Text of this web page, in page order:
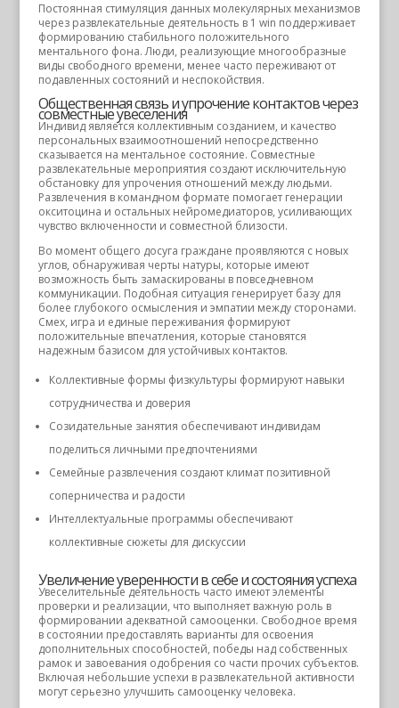
Постоянная стимуляция данных молекулярных механизмов
через развлекательные деятельность в 1 win поддерживает
формированию стабильного положительного
ментального фона. Люди, реализующие многообразные
виды свободного времени, менее часто переживают от
подавленных состояний и неспокойствия.
Общественная связь и упрочение контактов через
совместные увеселения
Индивид является коллективным созданием, и качество
персональных взаимоотношений непосредственно
сказывается на ментальное состояние. Совместные
развлекательные мероприятия создают исключительную
обстановку для упрочения отношений между людьми.
Развлечения в командном формате помогает генерации
окситоцина и остальных нейромедиаторов, усиливающих
чувство включенности и совместной близости.
Во момент общего досуга граждане проявляются с новых
углов, обнаруживая черты натуры, которые имеют
возможность быть замаскированы в повседневном
коммуникации. Подобная ситуация генерирует базу для
более глубокого осмысления и эмпатии между сторонами.
Смех, игра и единые переживания формируют
положительные впечатления, которые становятся
надежным базисом для устойчивых контактов.
Коллективные формы физкультуры формируют навыки
сотрудничества и доверия
Созидательные занятия обеспечивают индивидам
поделиться личными предпочтениями
Семейные развлечения создают климат позитивной
соперничества и радости
Интеллектуальные программы обеспечивают
коллективные сюжеты для дискуссии
Увеличение уверенности в себе и состояния успеха
Увеселительные деятельность часто имеют элементы
проверки и реализации, что выполняет важную роль в
формировании адекватной самооценки. Свободное время
в состоянии предоставлять варианты для освоения
дополнительных способностей, победы над собственных
рамок и завоевания одобрения со части прочих субъектов.
Включая небольшие успехи в развлекательной активности
могут серьезно улучшить самооценку человека.